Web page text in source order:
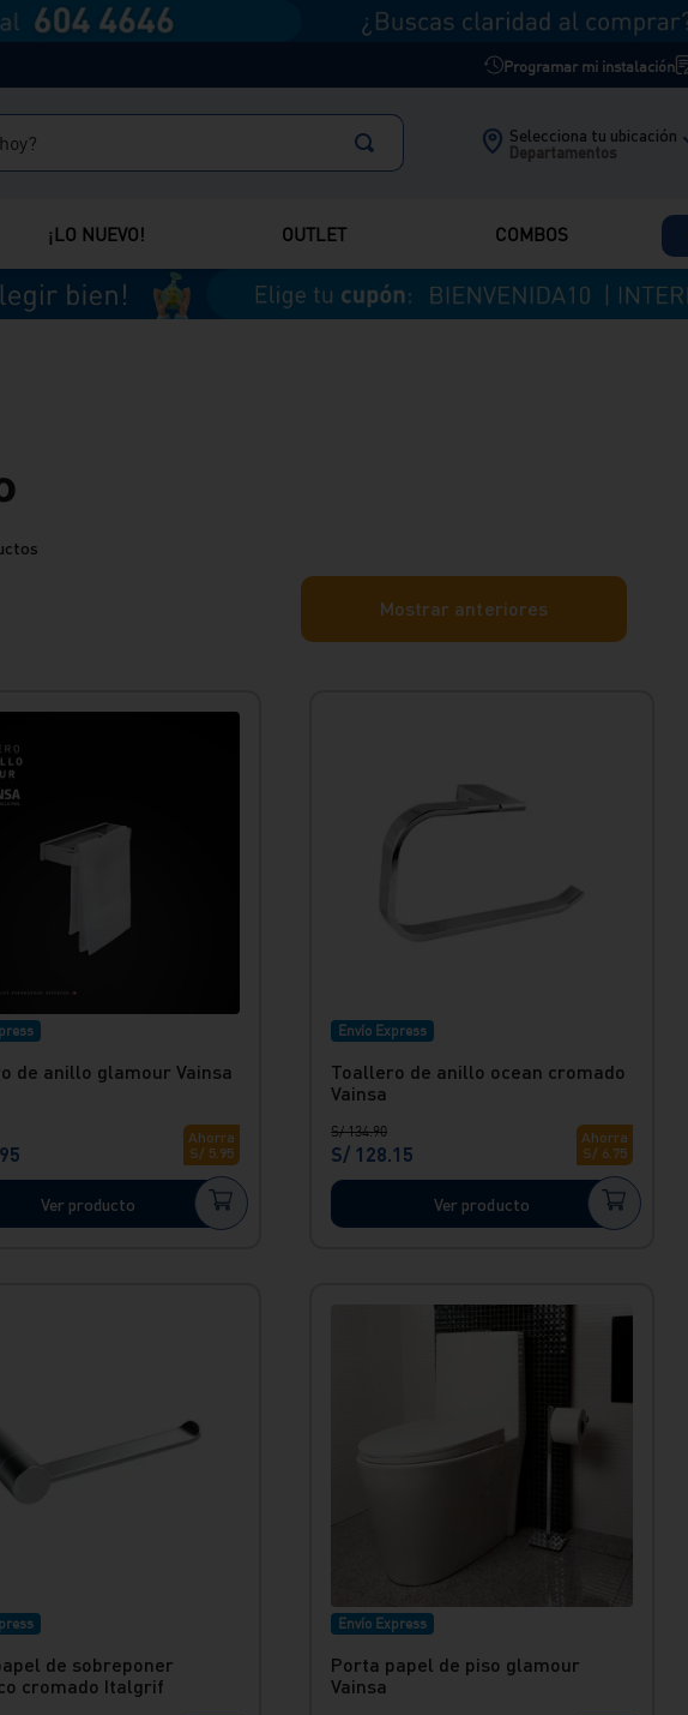
Programar mi instalación
Selecciona tu ubicación
Departamentos
¡LO NUEVO! OUTLET COMBOS
Mostrar anteriores
de anillo glamour Vainsa
95
Ahorra
S/ 5.95
Ver producto
Envío Express
Toallero de anillo ocean cromado
Vainsa
S/ 134.90
S/ 128.15
Ahorra
S/ 6.75
Ver producto
de sobreponer
cromado Italgrif
Envío Express
Porta papel de piso glamour
Vainsa